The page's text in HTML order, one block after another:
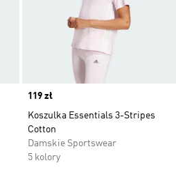
Price
119 zł
Koszulka Essentials 3-Stripes
Cotton
Damskie Sportswear
5 kolory